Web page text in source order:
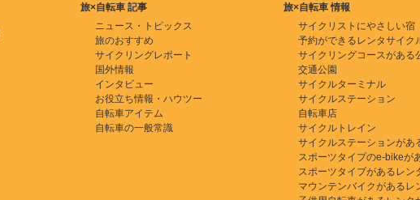
旅×自転車 記事
ニュース・トピックス
旅のおすすめ
サイクリングレポート
国外情報
インタビュー
お役立ち情報・ハウツー
自転車アイテム
自転車の一般常識
旅×自転車 情報
サイクリストにやさしい宿
予約ができるレンタサイク
サイクリングコースがある
交通公園
サイクルターミナル
サイクルステーション
自転車店
サイクルトレイン
サイクルステーションがあ
スポーツタイプのe-bikeが
スポーツタイプがあるレン
マウンテンバイクがあるレ